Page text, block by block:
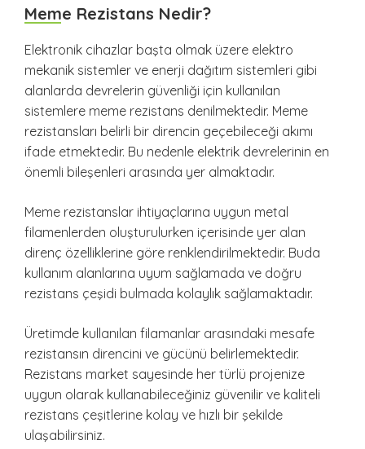
Meme Rezistans Nedir?
Elektronik cihazlar başta olmak üzere elektro
mekanik sistemler ve enerji dağıtım sistemleri gibi
alanlarda devrelerin güvenliği için kullanılan
sistemlere meme rezistans denilmektedir. Meme
rezistansları belirli bir direncin geçebileceği akımı
ifade etmektedir. Bu nedenle elektrik devrelerinin en
önemli bileşenleri arasında yer almaktadır.
Meme rezistanslar ihtiyaçlarına uygun metal
filamenlerden oluşturulurken içerisinde yer alan
direnç özelliklerine göre renklendirilmektedir. Buda
kullanım alanlarına uyum sağlamada ve doğru
rezistans çeşidi bulmada kolaylık sağlamaktadır.
Üretimde kullanılan filamanlar arasındaki mesafe
rezistansın direncini ve gücünü belirlemektedir.
Rezistans market sayesinde her türlü projenize
uygun olarak kullanabileceğiniz güvenilir ve kaliteli
rezistans çeşitlerine kolay ve hızlı bir şekilde
ulaşabilirsiniz.